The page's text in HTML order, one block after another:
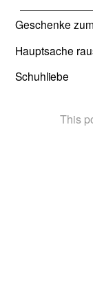
Geschenke
Hauptsache
Schuhliebe
This